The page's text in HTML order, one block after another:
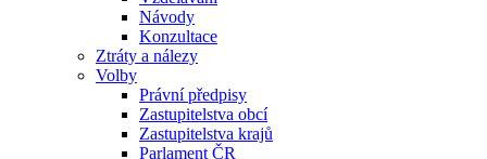
Návody
Konzultace
Ztráty a nálezy
Volby
Právní předpisy
Zastupitelstva obcí
Zastupitelstva krajů
Parlament ČR